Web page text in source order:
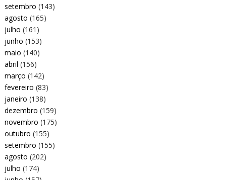
setembro (143)
agosto (165)
julho (161)
junho (153)
maio (140)
abril (156)
março (142)
fevereiro (83)
janeiro (138)
dezembro (159)
novembro (175)
outubro (155)
setembro (155)
agosto (202)
julho (174)